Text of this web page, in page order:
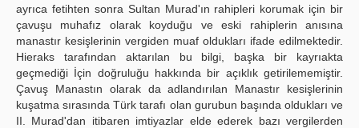
ayrıca fetihten sonra Sultan Murad'ın rahipleri korumak için bir
çavuşu muhafız olarak koyduğu ve eski rahiplerin anısına
manastır kesişlerinin vergiden muaf oldukları ifade edilmektedir.
Hieraks tarafından aktarılan bu bilgi, başka bir kayrıakta
geçmediği İçin doğruluğu hakkında bir açıklık getirilememiştir.
Çavuş Manastın olarak da adlandırılan Manastır kesişlerinin
kuşatma sırasında Türk tarafı olan gurubun başında oldukları ve
II. Murad'dan itibaren imtiyazlar elde ederek bazı vergilerden